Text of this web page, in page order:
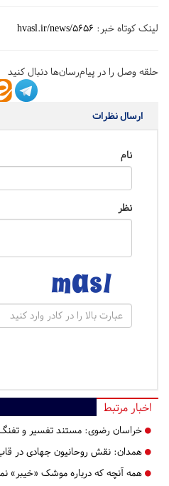
لینک کوتاه خبر: hvasl.ir/news/5656
حلقه وصل را در پیام‌رسان‌ها دنبال کنید
ارسال نظرات
نام
نظر
اخبار مرتبط
خراسان رضوی: مستند تفسیر و
همدان: نقش روحانیون جهادی در
همه آنچه که درباره موشک «خیبر»